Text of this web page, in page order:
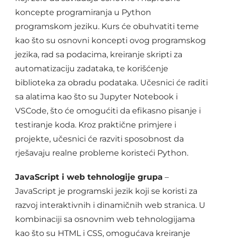
koncepte programiranja u Python
programskom jeziku. Kurs će obuhvatiti teme
kao što su osnovni koncepti ovog programskog
jezika, rad sa podacima, kreiranje skripti za
automatizaciju zadataka, te korišćenje
biblioteka za obradu podataka. Učesnici će raditi
sa alatima kao što su Jupyter Notebook i
VSCode, što će omogućiti da efikasno pisanje i
testiranje koda. Kroz praktične primjere i
projekte, učesnici će razviti sposobnost da
rješavaju realne probleme koristeći Python.
JavaScript i web tehnologije grupa –
JavaScript je programski jezik koji se koristi za
razvoj interaktivnih i dinamičnih web stranica. U
kombinaciji sa osnovnim web tehnologijama
kao što su HTML i CSS, omogućava kreiranje